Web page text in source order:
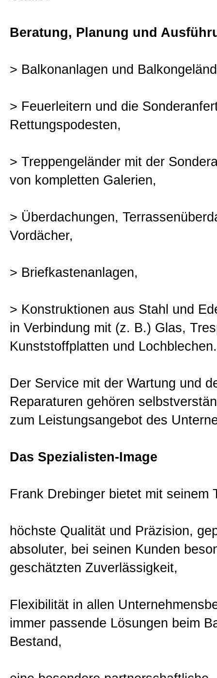
Sitemap
Impressum und
Beratung, Planung und
> Balkonanlagen und
> Feuerleitern und die
Rettungspodesten,
> Treppengeländer mit der
von kompletten Galerien,
> Überdachungen,
Vordächer,
> Briefkastenanlagen,
> Konstruktionen aus Stahl und
in Verbindung mit (z. B.) Glas,
Kunststoffplatten und Lochblechen.
Der Service mit der Wartung und
Reparaturen gehören
zum Leistungsangebot des
Das Spezialisten-Image
Frank Drebinger bietet mit seinem
höchste Qualität und Präzision,
absoluter, bei seinen Kunden
geschätzten Zuverlässigkeit,
Flexibilität in allen
immer passende Lösungen beim
Bestand,